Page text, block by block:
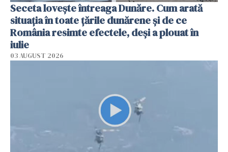
Seceta lovește întreaga Dunăre. Cum arată
situația în toate țările dunărene și de ce
România resimte efectele, deși a plouat în
iulie
03 AUGUST 2026